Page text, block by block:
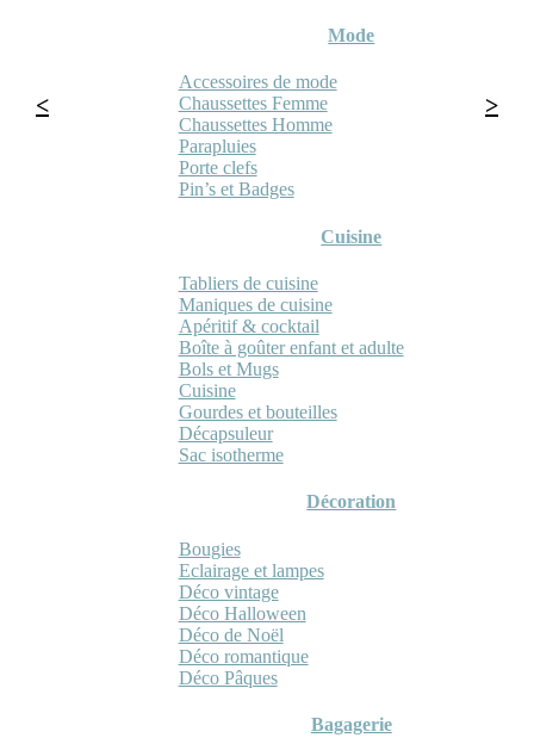
Mode
Accessoires de mode
Chaussettes Femme
Chaussettes Homme
Parapluies
Porte clefs
Pin’s et Badges
Cuisine
Tabliers de cuisine
Maniques de cuisine
Apéritif & cocktail
Boîte à goûter enfant et adulte
Bols et Mugs
Cuisine
Gourdes et bouteilles
Décapsuleur
Sac isotherme
Décoration
Bougies
Eclairage et lampes
Déco vintage
Déco Halloween
Déco de Noël
Déco romantique
Déco Pâques
Bagagerie